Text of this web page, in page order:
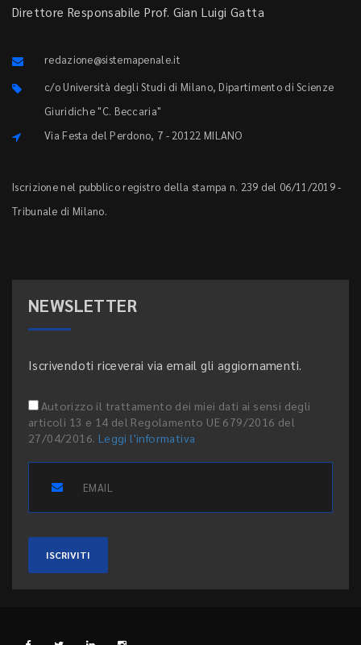
Direttore Responsabile Prof. Gian Luigi Gatta
redazione@sistemapenale.it
c/o Università degli Studi di Milano, Dipartimento di Scienze
Giuridiche "C. Beccaria"
Via Festa del Perdono, 7 - 20122 MILANO
Iscrizione nel pubblico registro della stampa n. 239 del 06/11/2019 -
Tribunale di Milano.
NEWSLETTER
Iscrivendoti riceverai via email gli aggiornamenti.
Autorizzo il trattamento dei miei dati ai sensi degli
articoli 13 e 14 del Regolamento UE 679/2016 del
27/04/2016. Leggi l'informativa
ISCRIVITI